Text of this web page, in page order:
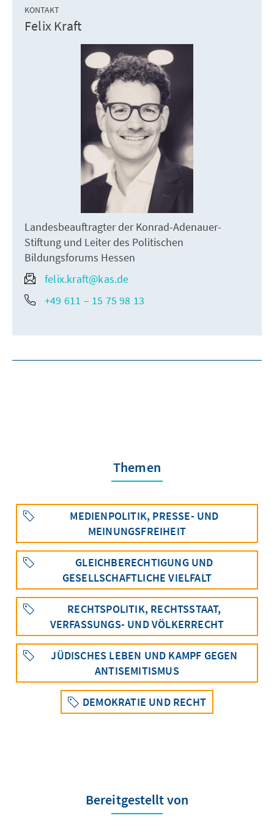
KONTAKT
Felix Kraft
Landesbeauftragter der Konrad-Adenauer-
Stiftung und Leiter des Politischen
Bildungsforums Hessen
felix.kraft@kas.de
+49 611 – 15 75 98 13
Themen
MEDIENPOLITIK, PRESSE- UND
MEINUNGSFREIHEIT
GLEICHBERECHTIGUNG UND
GESELLSCHAFTLICHE VIELFALT
RECHTSPOLITIK, RECHTSSTAAT,
VERFASSUNGS- UND VÖLKERRECHT
JÜDISCHES LEBEN UND KAMPF GEGEN
ANTISEMITISMUS
DEMOKRATIE UND RECHT
Bereitgestellt von